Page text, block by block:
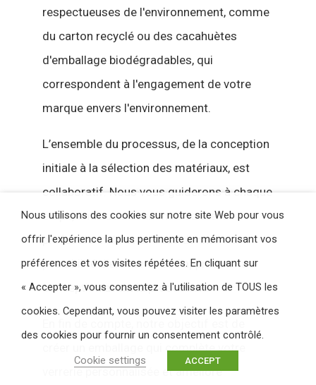
respectueuses de l'environnement, comme
du carton recyclé ou des cacahuètes
d'emballage biodégradables, qui
correspondent à l'engagement de votre
marque envers l'environnement.
L’ensemble du processus, de la conception
initiale à la sélection des matériaux, est
collaboratif. Nous vous guiderons à chaque
étape, en vous offrant nos conseils
professionnels et en vous donnant la
possibilité d'examiner et d'approuver la
conception avant la production.
créer un emballage qui complète votre
verrerie personnalisée et améliore
Nous utilisons des cookies sur notre site Web pour vous
offrir l'expérience la plus pertinente en mémorisant vos
préférences et vos visites répétées. En cliquant sur
« Accepter », vous consentez à l'utilisation de TOUS les
cookies. Cependant, vous pouvez visiter les paramètres
des cookies pour fournir un consentement contrôlé.
Cookie settings
ACCEPT